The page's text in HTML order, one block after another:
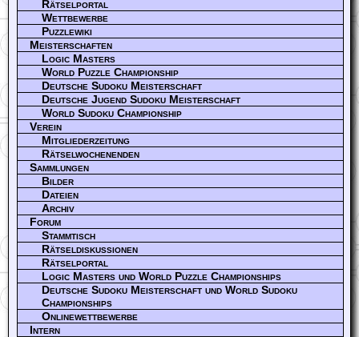
Rätselportal
Wettbewerbe
Puzzlewiki
Meisterschaften
Logic Masters
World Puzzle Championship
Deutsche Sudoku Meisterschaft
Deutsche Jugend Sudoku Meisterschaft
World Sudoku Championship
Verein
Mitgliederzeitung
Rätselwochenenden
Sammlungen
Bilder
Dateien
Archiv
Forum
Stammtisch
Rätseldiskussionen
Rätselportal
Logic Masters und World Puzzle Championships
Deutsche Sudoku Meisterschaft und World Sudoku
Championships
Onlinewettbewerbe
Intern